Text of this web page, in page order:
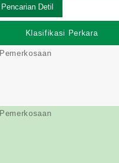
Klasifikasi Perkara
Pemerkosaan
Pemerkosaan